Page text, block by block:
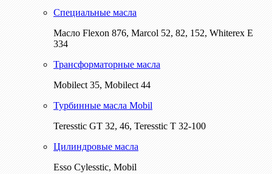
Специальные масла
Масло Flexon 876, Marcol 52, 82, 152, Whiterex E
334
Трансформаторные масла
Mobilect 35, Mobilect 44
Турбинные масла Mobil
Teresstic GT 32, 46, Teresstic T 32-100
Цилиндровые масла
Esso Cylesstic, Mobil